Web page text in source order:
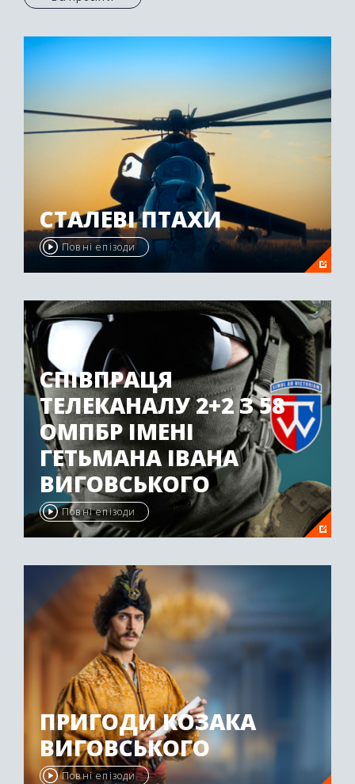
СТАЛЕВІ ПТАХИ
Повні епізоди
СПІВПРАЦЯ
ТЕЛЕКАНАЛУ 2+2 З 58
ОМПБР ІМЕНІ
ГЕТЬМАНА ІВАНА
ВИГОВСЬКОГО
Повні епізоди
ПРИГОДИ КОЗАКА
ВИГОВСЬКОГО
Повні епізоди